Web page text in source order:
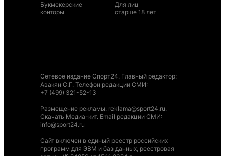
Букмекерские
конторы
Для лиц
старше 18 лет
Сетевое издание Спорт24. Главный редактор:
Авакян С.Г. Телефон редакции СМИ:
+7 (499) 321-52-13
Размещение рекламы: reklama@sport24.ru.
Скачать Медиа-кит. Email редакции СМИ:
info@sport24.ru
Сайт включен в единый реестр российских
программ для ЭВМ и баз данных, реестровая